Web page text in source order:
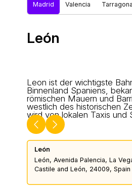
Madrid Valencia Tarragona
León
Leon ist der wichtigste
Binnenland Spaniens,
römischen Mauern und
westlich des historischen
wird von lokalen Taxis und
León
León, Avenida Palencia, La
Castile and León, 24009, Spain